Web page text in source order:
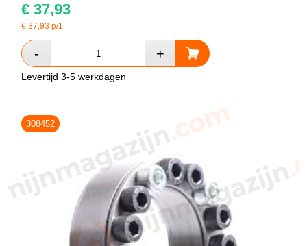
€ 37,93
€37,93 p/1
Levertijd 3-5 werkdagen
308452